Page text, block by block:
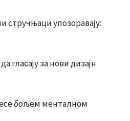
стручњаци упозоравају:
гласају за нови дизајн
бољем менталном